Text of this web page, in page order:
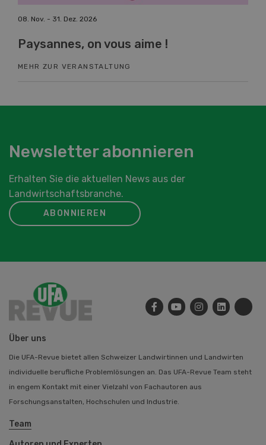
08. Nov. - 31. Dez. 2026
Paysannes, on vous aime !
MEHR ZUR VERANSTALTUNG
Newsletter abonnieren
Erhalten Sie die aktuellen News aus der
Landwirtschaftsbranche.
ABONNIEREN
Über uns
Die UFA-Revue bietet allen Schweizer Landwirtinnen und Landwirten
individuelle berufliche Problemlösungen an. Das UFA-Revue Team steht
in engem Kontakt mit einer Vielzahl von Fachautoren aus
Forschungsanstalten, Hochschulen und Industrie.
Team